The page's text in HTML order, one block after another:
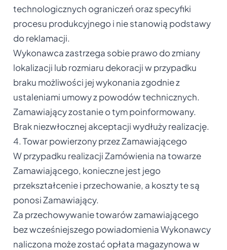
technologicznych ograniczeń oraz specyfiki
procesu produkcyjnego i nie stanowią podstawy
do reklamacji.
Wykonawca zastrzega sobie prawo do zmiany
lokalizacji lub rozmiaru dekoracji w przypadku
braku możliwości jej wykonania zgodnie z
ustaleniami umowy z powodów technicznych.
Zamawiający zostanie o tym poinformowany.
Brak niezwłocznej akceptacji wydłuży realizację.
4. Towar powierzony przez Zamawiającego
W przypadku realizacji Zamówienia na towarze
Zamawiającego, konieczne jest jego
przekształcenie i przechowanie, a koszty te są
ponosi Zamawiający.
Za przechowywanie towarów zamawiającego
bez wcześniejszego powiadomienia Wykonawcy
naliczona może zostać opłata magazynowa w